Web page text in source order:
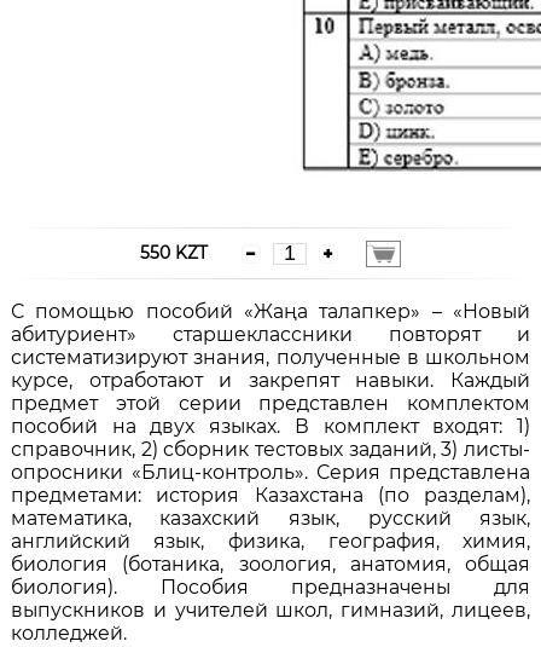
550 KZT
С помощью пособий «Жаңа талапкер» – «Новый
абитуриент» старшеклассники повторят и
систематизируют знания, полученные в школьном
курсе, отработают и закрепят навыки. Каждый
предмет этой серии представлен комплектом
пособий на двух языках. В комплект входят: 1)
справочник, 2) сборник тестовых заданий, 3) листы-
опросники «Блиц-контроль». Серия представлена
предметами: история Казахстана (по разделам),
математика, казахский язык, русский язык,
английский язык, физика, география, химия,
биология (ботаника, зоология, анатомия, общая
биология). Пособия предназначены для
выпускников и учителей школ, гимназий, лицеев,
колледжей.